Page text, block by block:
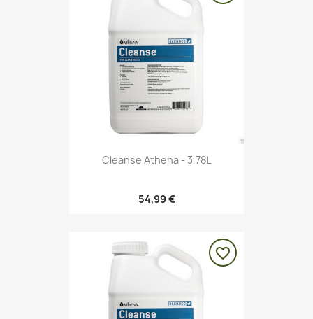
Cleanse Athena - 3,78L
54,99 €
favorite_border